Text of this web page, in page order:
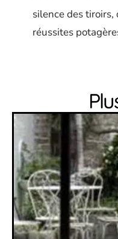
silence des
réussites